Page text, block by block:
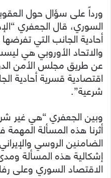
ورداً على سؤال حول
السوري، قال الجعفري
أحادية الجانب التي
والاتحاد الأوروبي هي
عن طريق مجلس الأمن
اقتصادية قسرية أحادية
شرعية”.
وبين الجعفري “هي غير
أثرنا هذه المسألة المهمة
الضامنين الروسي
إشكالية هذه المسألة
الاقتصاد السوري وعلى